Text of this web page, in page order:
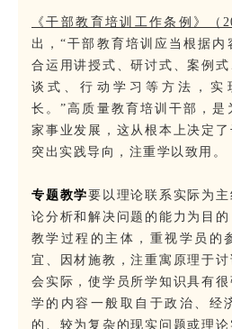
《干部教育培训工作条例》（
出，“干部教育培训应当根据
合运用讲授式、研讨式、案例
谈式、行动学习等方法，实
长。”高质量教育培训干部，是
家事业发展，这从根本上决定
突出实践导向，注重学以致用。
专题教学要以理论联系实际为
论分析和解决问题的能力为目
教学过程的主体，重视学员的
宜、因材施教，注重寓原理于
会实际，使学员所学知识具有
学的内容一般取自于政治、经
的、较为复杂的现实问题或理